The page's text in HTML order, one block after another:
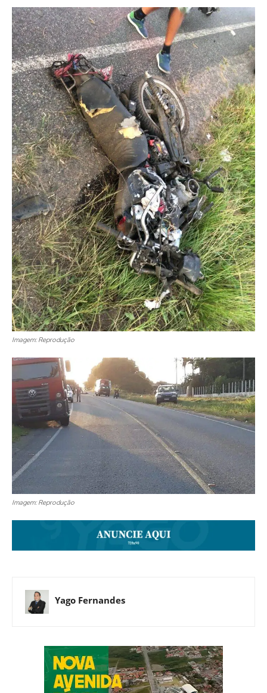
Imagem: Reprodução
Imagem: Reprodução
Yago Fernandes